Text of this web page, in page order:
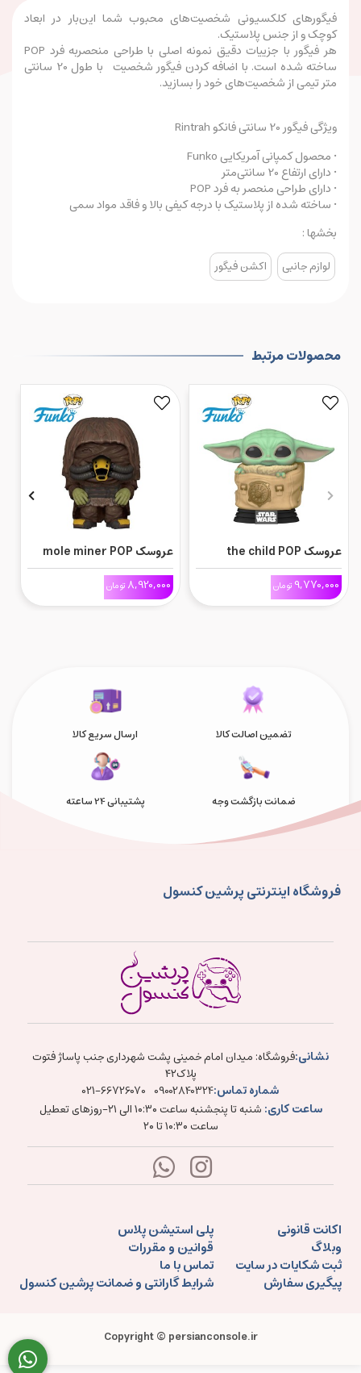
فیگور‌های کلکسیونی شخصیت‌های محبوب شما این‌بار در ابعاد
کوچک و از جنس پلاستیک.
هر فیگور با جزییات دقیق نمونه اصلی با طراحی منحصربه فرد POP
ساخته شده است. با اضافه کردن فیگور شخصیت با طول 20 سانتی
متر تیمی از شخصیت‌های خود را بسازید.
ویژگی فیگور 20 سانتی فانکو Rintrah
• محصول کمپانی آمریکایی Funko
• دارای ارتفاع 20 سانتی‌متر
• دارای طراحی منحصر به فرد POP
• ساخته شده از پلاستیک با درجه کیفی بالا و فاقد مواد سمی
بخشها :
لوازم جانبی اکشن فیگور
محصولات مرتبط
عروسک the child POP
9,770,000 تومان
عروسک mole miner POP
8,920,000 تومان
تضمین اصالت کالا ارسال سریع کالا
ضمانت بازگشت وجه پشتیبانی 24 ساعته
فروشگاه اینترنتی پرشین کنسول
نشانی:فروشگاه: میدان امام خمینی پشت شهرداری جنب پاساژ فتوت
پلاک۴۲
شماره تماس:09002840324
021-66726070
ساعت کاری:
شنبه تا پنجشنبه ساعت ۱۰:۳۰ الی ۲۱-روزهای تعطیل
ساعت ۱۰:۳۰ تا ۲۰
اکانت قانونی
پلی استیشن پلاس
وبلاگ
قوانین و مقررات
ثبت شکایات در سایت
تماس با ما
پیگیری سفارش
شرایط گارانتی و ضمانت پرشین کنسول
Copyright © persianconsole.ir